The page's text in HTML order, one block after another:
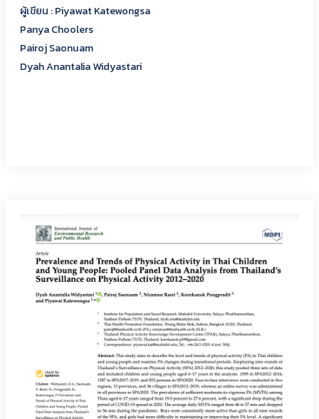
ผู้เขียน : Piyawat Katewongsa
Panya Choolers
Pairoj Saonuam
Dyah Anantalia Widyastari